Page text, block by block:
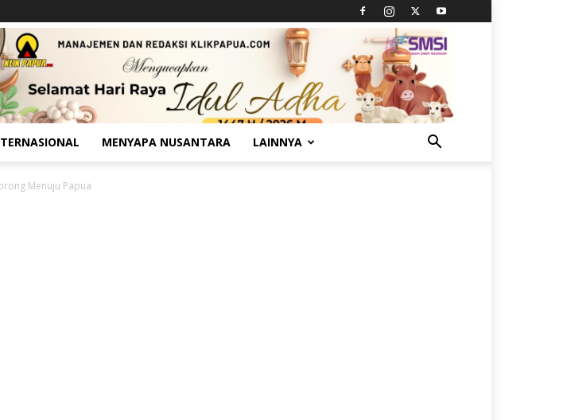
MENYAPA NUSANTARA LAINNYA
Menuju Papua